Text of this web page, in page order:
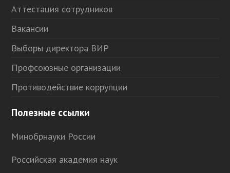
Аттестация сотрудников
Вакансии
Выборы директора ВИР
Профсоюзные организации
Противодействие коррупции
Полезные ссылки
Минобрнауки России
Российская академия наук